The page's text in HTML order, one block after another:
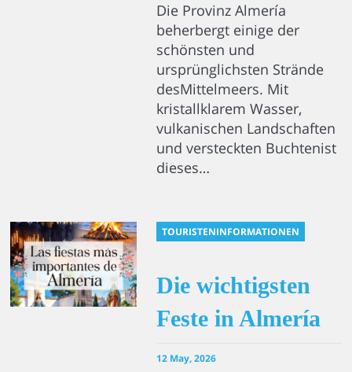
Die Provinz Almería
beherbergt einige der
schönsten und
ursprünglichsten Strände
desMittelmeers. Mit
kristallklarem Wasser,
vulkanischen Landschaften
und versteckten Buchtenist
dieses…
TOURISTENINFORMATIONEN
Die wichtigsten
Feste in Almería
12 May, 2026